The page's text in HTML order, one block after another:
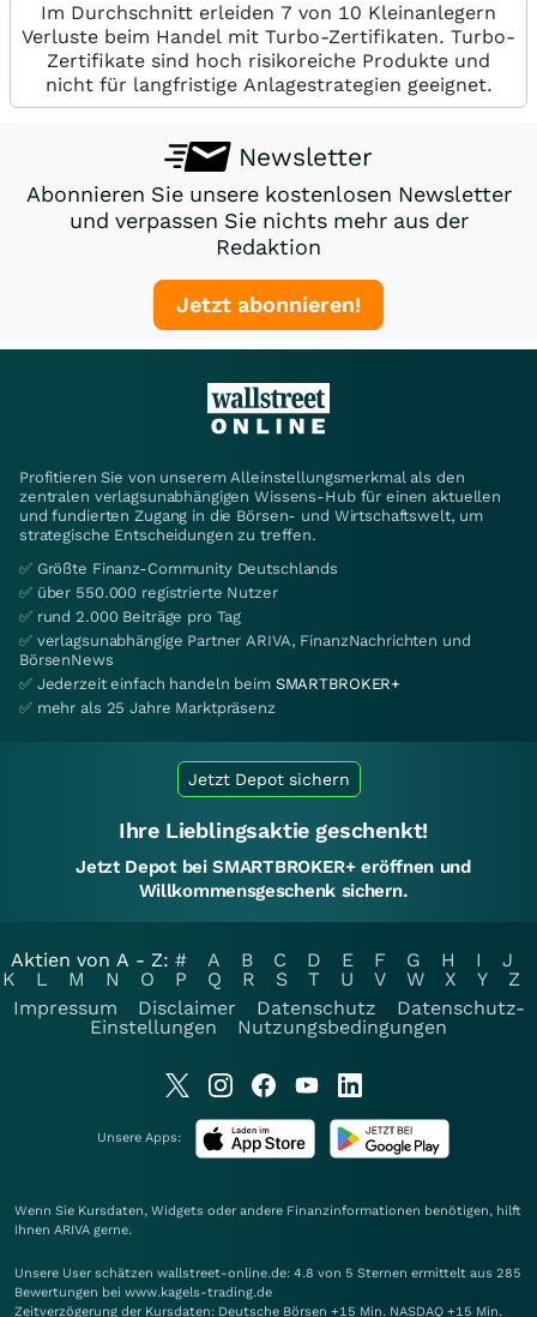
Im Durchschnitt erleiden 7 von 10 Kleinanlegern
Verluste beim Handel mit Turbo-Zertifikaten. Turbo-
Zertifikate sind hoch risikoreiche Produkte und
nicht für langfristige Anlagestrategien geeignet.
Newsletter
Abonnieren Sie unsere kostenlosen Newsletter
und verpassen Sie nichts mehr aus der
Redaktion
Jetzt abonnieren!
Profitieren Sie von unserem Alleinstellungsmerkmal als den
zentralen verlagsunabhängigen Wissens-Hub für einen aktuellen
und fundierten Zugang in die Börsen- und Wirtschaftswelt, um
strategische Entscheidungen zu treffen.
✅ Größte Finanz-Community Deutschlands
✅ über 550.000 registrierte Nutzer
✅ rund 2.000 Beiträge pro Tag
✅ verlagsunabhängige Partner ARIVA, FinanzNachrichten und
BörsenNews
✅ Jederzeit einfach handeln beim SMARTBROKER+
✅ mehr als 25 Jahre Marktpräsenz
Jetzt Depot sichern
Ihre Lieblingsaktie geschenkt!
Jetzt Depot bei SMARTBROKER+ eröffnen und
Willkommensgeschenk sichern.
Aktien von A - Z: # A B C D E F G H I
J
K
L M N O P Q R S T U V W X Y
Z
Impressum
Disclaimer Datenschutz
Datenschutz-
Einstellungen
Nutzungsbedingungen
Unsere Apps:
Wenn Sie Kursdaten, Widgets oder andere Finanzinformationen benötigen, hilft
Ihnen ARIVA gerne.
Unsere User schätzen wallstreet-online.de: 4.8 von 5 Sternen ermittelt aus 285
Bewertungen bei www.kagels-trading.de
Zeitverzögerung der Kursdaten: Deutsche Börsen +15 Min. NASDAQ +15 Min.